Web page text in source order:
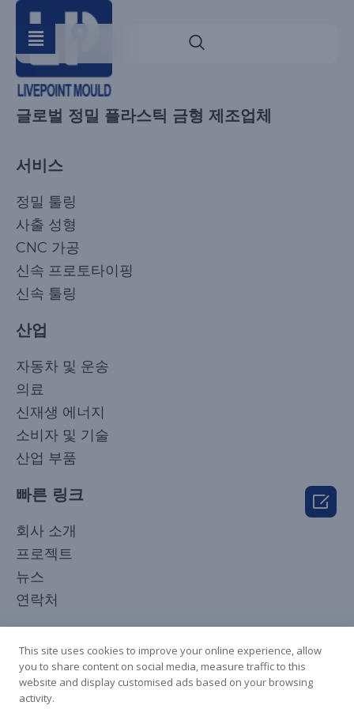
글로벌 정밀 플라스틱 금형 제조업체
서비스
정밀 툴링
사출 성형
CNC 가공
신속 프로토타이핑
신속 툴링
산업
자동차 및 운송
의료
신재생 에너지
소비자 및 기술
산업 부품
빠른 링크
회사 소개
프로젝트
뉴스
연락처
German

This site uses cookies to improve your online experience, allow
you to share content on social media, measure traffic to this
website and display customised ads based on your browsing
activity.